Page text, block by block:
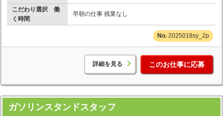
こだわり選択 働
く時間
早朝の仕事 残業なし
2025018sy_2p
詳細を見る このお仕事に応募
ガソリンスタンドスタッフ